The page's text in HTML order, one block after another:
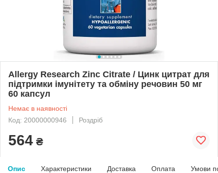
Allergy Research Zinc Citrate / Цинк цитрат для
підтримки імунітету та обміну речовин 50 мг
60 капсул
Немає в наявності
Код: 20000000946
Роздріб
564 ₴
Опис Характеристики Доставка Оплата Умови